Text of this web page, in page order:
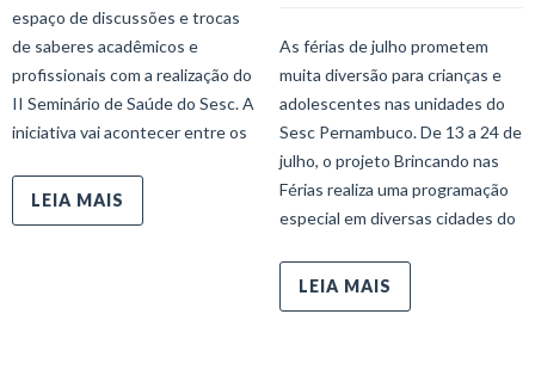
espaço de discussões e trocas
de saberes acadêmicos e
profissionais com a realização do
II Seminário de Saúde do Sesc. A
iniciativa vai acontecer entre os
LEIA MAIS
As férias de julho prometem
muita diversão para crianças e
adolescentes nas unidades do
Sesc Pernambuco. De 13 a 24 de
julho, o projeto Brincando nas
Férias realiza uma programação
especial em diversas cidades do
LEIA MAIS